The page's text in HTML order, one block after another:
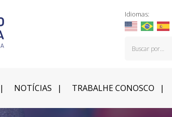
Idiomas:
NOTÍCIAS TRABALHE CONOSCO